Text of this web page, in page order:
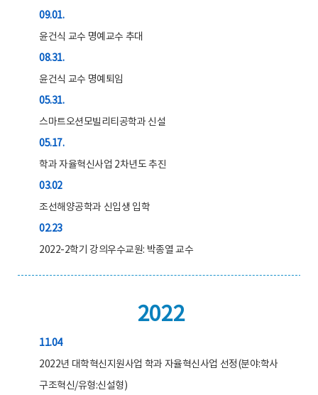
09.01.
윤건식 교수 명예교수 추대
08.31.
윤건식 교수 명예퇴임
05.31.
스마트오션모빌리티공학과 신설
05.17.
학과 자율혁신사업 2차년도 추진
03.02
조선해양공학과 신입생 입학
02.23
2022-2학기 강의우수교원: 박종열 교수
2022
11.04
2022년 대학혁신지원사업 학과 자율혁신사업 선정(분야:학사
구조혁신/유형:신설형)